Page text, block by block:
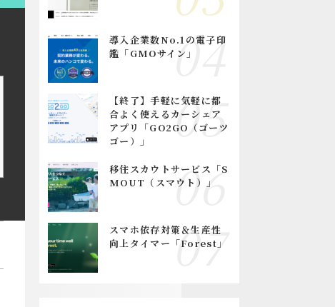
導入企業数No.1の電子印
鑑「GMOサイン」
【終了】手軽に気軽に都
合よく使えるカーシェア
アプリ「GO2GO（ゴーツ
ゴー）」
移住スカウトサービス「S
MOUT（スマウト）」
スマホ依存対策＆生産性
向上タイマー「Forest」